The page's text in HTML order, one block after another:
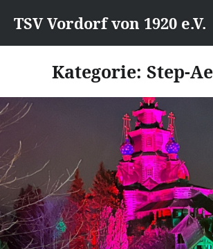
zumTSV Vordorf von 1920 e.V.
Kategorie: Step-